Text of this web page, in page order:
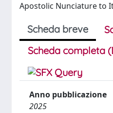
Apostolic Nunciature to
Scheda breve
Scheda completa
Anno pubblicazione
2025